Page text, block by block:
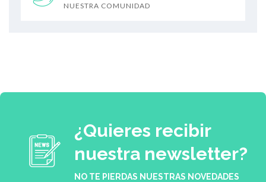
NUESTRA COMUNIDAD
¿Quieres recibir
nuestra newsletter?
NO TE PIERDAS NUESTRAS NOVEDADES